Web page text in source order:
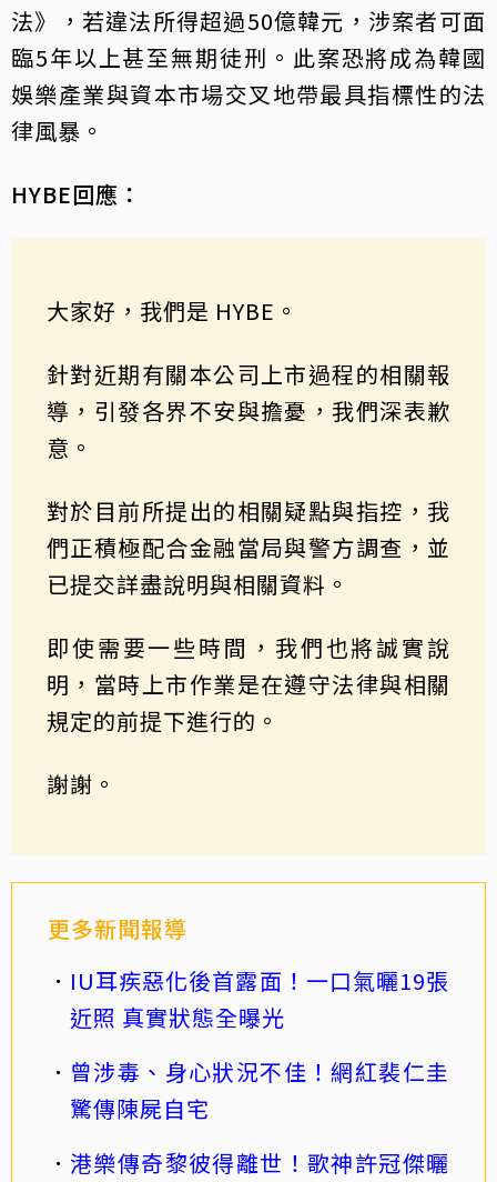
法》，若違法所得超過50億韓元，涉案者可面
臨5年以上甚至無期徒刑。此案恐將成為韓國
娛樂產業與資本市場交叉地帶最具指標性的法
律風暴。
HYBE回應：
大家好，我們是 HYBE。
針對近期有關本公司上市過程的相關報
導，引發各界不安與擔憂，我們深表歉
意。
對於目前所提出的相關疑點與指控，我
們正積極配合金融當局與警方調查，並
已提交詳盡說明與相關資料。
即使需要一些時間，我們也將誠實說
明，當時上市作業是在遵守法律與相關
規定的前提下進行的。
謝謝。
更多新聞報導
IU耳疾惡化後首露面！一口氣曬19張
近照 真實狀態全曝光
曾涉毒、身心狀況不佳！網紅裴仁圭
驚傳陳屍自宅
港樂傳奇黎彼得離世！歌神許冠傑曬